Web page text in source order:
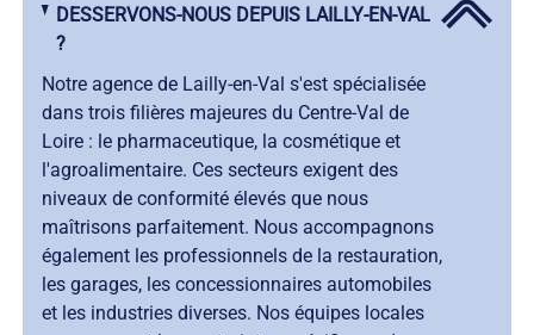
DESSERVONS-NOUS DEPUIS LAILLY-EN-VAL
?
Notre agence de Lailly-en-Val s'est spécialisée
dans trois filières majeures du Centre-Val de
Loire : le pharmaceutique, la cosmétique et
l'agroalimentaire. Ces secteurs exigent des
niveaux de conformité élevés que nous
maîtrisons parfaitement. Nous accompagnons
également les professionnels de la restauration,
les garages, les concessionnaires automobiles
et les industries diverses. Nos équipes locales